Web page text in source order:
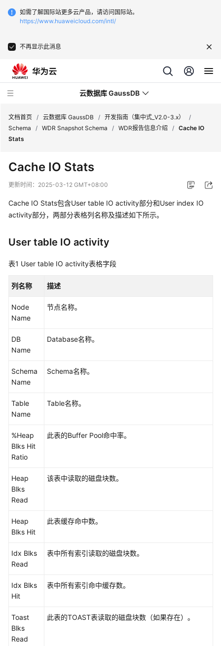
如需了解国际站更多云产品，请访问国际站。
https://www.huaweicloud.com/intl/
不再显示此消息
云数据库 GaussDB
动
态
服
务
品
介
绍
说
快
速
门
户
指
南
开
发
指
开
指
布
10.x）
文档首页 / 云数据库 GaussDB / 开发指南（集中式_V2.0-3.x）
/
Schema
/ WDR Snapshot Schema / WDR报告信息介绍 / Cache IO
Stats
Cache IO Stats
更新时间： 2025-03-12 GMT+08:00
Cache IO Stats包含User table IO activity部分和User index IO
activity部分，两部分表格列名称及描述如下所示。
User table IO activity
表1 User table IO activity表格字段
列名称 描述
Node
Name
节点名称。
DB
Name
Database名称。
Schema
Name
Schema名称。
Table
Name
Table名称。
%Heap
Blks Hit
Ratio
此表的Buffer Pool命中率。
Heap
Blks
Read
该表中读取的磁盘块数。
Heap
Blks Hit
此表缓存命中数。
Idx Blks
Read
表中所有索引读取的磁盘块数。
Idx Blks
Hit
表中所有索引命中缓存数。
Toast
Blks
Read
此表的TOAST表读取的磁盘块数（如果存在）。